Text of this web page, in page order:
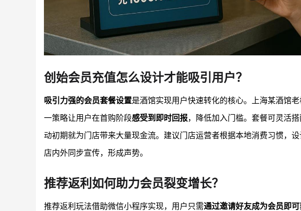
创始会员充值怎么设计才能吸引用户？
吸引力强的会员套餐设置是酒馆实现用户快速转化的核心。上海某酒馆
一策略让用户在首购阶段感受到即时回报，降低加入门槛。套餐可灵活
动初期就为门店带来大量现金流。建议门店运营者根据本地消费习惯，设
店内外同步宣传，形成声势。
推荐返利如何助力会员裂变增长？
推荐返利玩法借助微信小程序实现，用户只需通过邀请好友成为会员即